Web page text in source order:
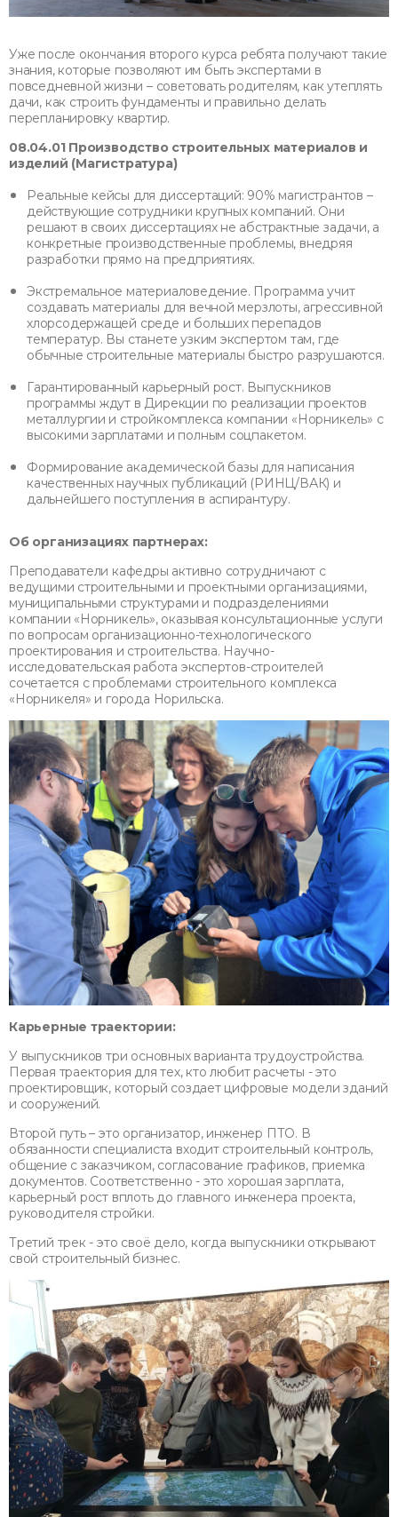
Уже после окончания второго курса ребята получают такие
знания, которые позволяют им быть экспертами в
повседневной жизни – советовать родителям, как утеплять
дачи, как строить фундаменты и правильно делать
перепланировку квартир.
08.04.01 Производство строительных материалов и
изделий (Магистратура)
Реальные кейсы для диссертаций: 90% магистрантов –
действующие сотрудники крупных компаний. Они
решают в своих диссертациях не абстрактные задачи, а
конкретные производственные проблемы, внедряя
разработки прямо на предприятиях.
Экстремальное материаловедение. Программа учит
создавать материалы для вечной мерзлоты, агрессивной
хлорсодержащей среде и больших перепадов
температур. Вы станете узким экспертом там, где
обычные строительные материалы быстро разрушаются.
Гарантированный карьерный рост. Выпускников
программы ждут в Дирекции по реализации проектов
металлургии и стройкомплекса компании «Норникель» с
высокими зарплатами и полным соцпакетом.
Формирование академической базы для написания
качественных научных публикаций (РИНЦ/ВАК) и
дальнейшего поступления в аспирантуру.
Об организациях партнерах:
Преподаватели кафедры активно сотрудничают с
ведущими строительными и проектными организациями,
муниципальными структурами и подразделениями
компании «Норникель», оказывая консультационные услуги
по вопросам организационно-технологического
проектирования и строительства. Научно-
исследовательская работа экспертов-строителей
сочетается с проблемами строительного комплекса
«Норникеля» и города Норильска.
Карьерные траектории:
У выпускников три основных варианта трудоустройства.
Первая траектория для тех, кто любит расчеты - это
проектировщик, который создает цифровые модели зданий
и сооружений.
Второй путь – это организатор, инженер ПТО. В
обязанности специалиста входит строительный контроль,
общение с заказчиком, согласование графиков, приемка
документов. Соответственно - это хорошая зарплата,
карьерный рост вплоть до главного инженера проекта,
руководителя стройки.
Третий трек - это своё дело, когда выпускники открывают
свой строительный бизнес.